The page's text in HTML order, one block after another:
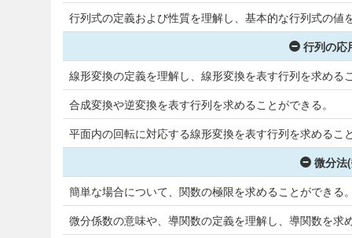
行列式の定義および性質を理解し、基本的な行列式の値
行列の応
線形変換の定義を理解し、線形変換を表す行列を求める
合成変換や逆変換を表す行列を求めることができる。
平面内の回転に対応する線形変換を表す行列を求めるこ
微分法
簡単な場合について、関数の極限を求めることができる
微分係数の意味や、導関数の定義を理解し、導関数を求